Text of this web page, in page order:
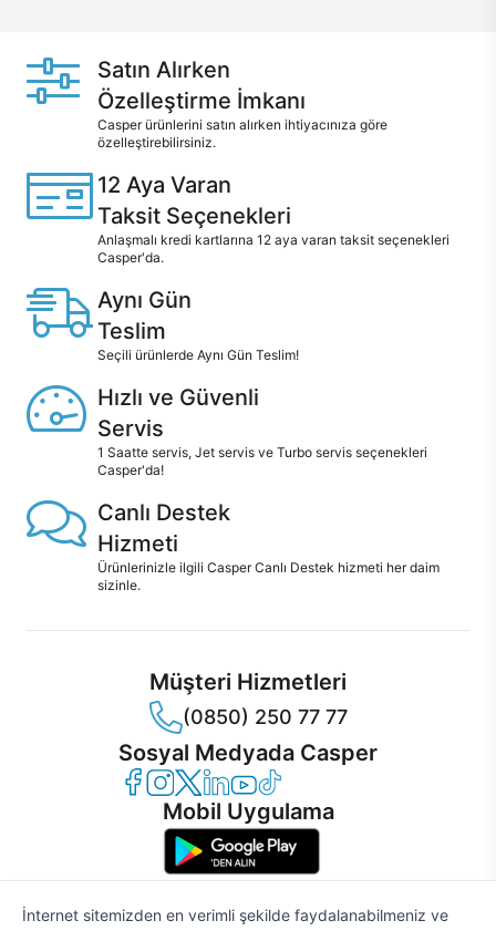
Satın Alırken
Özelleştirme İmkanı
Casper ürünlerini satın alırken ihtiyacınıza göre
özelleştirebilirsiniz.
12 Aya Varan
Taksit Seçenekleri
Anlaşmalı kredi kartlarına 12 aya varan taksit seçenekleri
Casper'da.
Aynı Gün
Teslim
Seçili ürünlerde Aynı Gün Teslim!
Hızlı ve Güvenli
Servis
1 Saatte servis, Jet servis ve Turbo servis seçenekleri
Casper'da!
Canlı Destek
Hizmeti
Ürünlerinizle ilgili Casper Canlı Destek hizmeti her daim
sizinle.
Müşteri Hizmetleri
(0850) 250 77 77
Sosyal Medyada Casper
Casper Facebook
Casper Instagram
Casper Twitter
Casper LinkedIn
Casper YouTube
Casper TikTok
Mobil Uygulama
İnternet sitemizden en verimli şekilde faydalanabilmeniz ve